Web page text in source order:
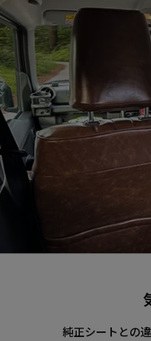
純正シートとの